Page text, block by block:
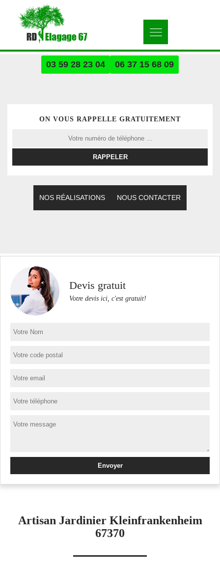
03 59 28 23 04 06 37 15 68 09
ON VOUS RAPPELLE GRATUITEMENT
NOS RÉALISATIONS NOUS CONTACTER
Devis gratuit
Votre devis ici, c'est gratuit!
Artisan Jardinier Kleinfrankenheim
67370